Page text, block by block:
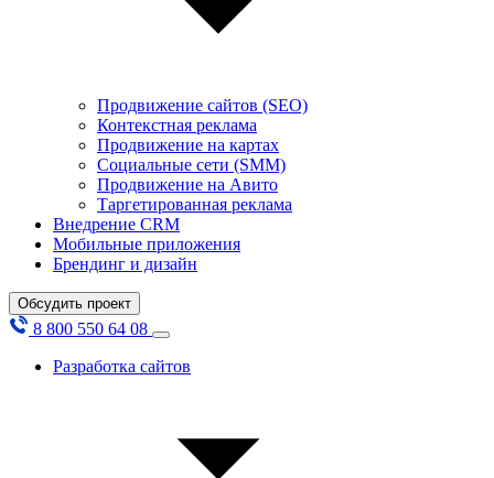
Продвижение сайтов (SEO)
Контекстная реклама
Продвижение на картах
Социальные сети (SMM)
Продвижение на Авито
Таргетированная реклама
Внедрение CRM
Мобильные приложения
Брендинг и дизайн
Обсудить проект
8 800 550 64 08
Разработка сайтов